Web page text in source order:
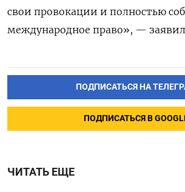
свои провокации и полностью
международное право», — заявил
ПОДПИСАТЬСЯ НА
ПОДПИСАТЬСЯ В
ЧИТАТЬ ЕЩЕ